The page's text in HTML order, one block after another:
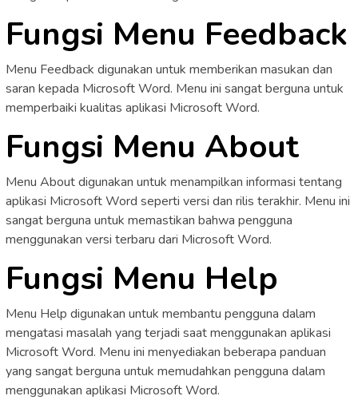
Fungsi Menu Feedback
Menu Feedback digunakan untuk memberikan masukan dan
saran kepada Microsoft Word. Menu ini sangat berguna untuk
memperbaiki kualitas aplikasi Microsoft Word.
Fungsi Menu About
Menu About digunakan untuk menampilkan informasi tentang
aplikasi Microsoft Word seperti versi dan rilis terakhir. Menu ini
sangat berguna untuk memastikan bahwa pengguna
menggunakan versi terbaru dari Microsoft Word.
Fungsi Menu Help
Menu Help digunakan untuk membantu pengguna dalam
mengatasi masalah yang terjadi saat menggunakan aplikasi
Microsoft Word. Menu ini menyediakan beberapa panduan
yang sangat berguna untuk memudahkan pengguna dalam
menggunakan aplikasi Microsoft Word.